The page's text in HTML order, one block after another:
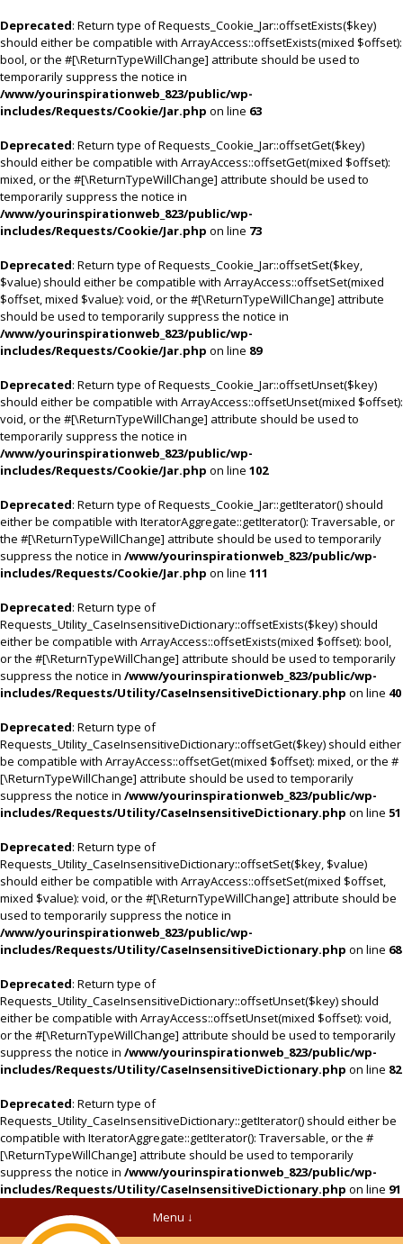
Deprecated: Return type of Requests_Cookie_Jar::offsetExists($key)
should either be compatible with ArrayAccess::offsetExists(mixed $offset):
bool, or the #[\ReturnTypeWillChange] attribute should be used to
temporarily suppress the notice in
/www/yourinspirationweb_823/public/wp-
includes/Requests/Cookie/Jar.php on line 63
Deprecated: Return type of Requests_Cookie_Jar::offsetGet($key)
should either be compatible with ArrayAccess::offsetGet(mixed $offset):
mixed, or the #[\ReturnTypeWillChange] attribute should be used to
temporarily suppress the notice in
/www/yourinspirationweb_823/public/wp-
includes/Requests/Cookie/Jar.php on line 73
Deprecated: Return type of Requests_Cookie_Jar::offsetSet($key,
$value) should either be compatible with ArrayAccess::offsetSet(mixed
$offset, mixed $value): void, or the #[\ReturnTypeWillChange] attribute
should be used to temporarily suppress the notice in
/www/yourinspirationweb_823/public/wp-
includes/Requests/Cookie/Jar.php on line 89
Deprecated: Return type of Requests_Cookie_Jar::offsetUnset($key)
should either be compatible with ArrayAccess::offsetUnset(mixed $offset):
void, or the #[\ReturnTypeWillChange] attribute should be used to
temporarily suppress the notice in
/www/yourinspirationweb_823/public/wp-
includes/Requests/Cookie/Jar.php on line 102
Deprecated: Return type of Requests_Cookie_Jar::getIterator() should
either be compatible with IteratorAggregate::getIterator(): Traversable, or
the #[\ReturnTypeWillChange] attribute should be used to temporarily
suppress the notice in /www/yourinspirationweb_823/public/wp-
includes/Requests/Cookie/Jar.php on line 111
Deprecated: Return type of
Requests_Utility_CaseInsensitiveDictionary::offsetExists($key) should
either be compatible with ArrayAccess::offsetExists(mixed $offset): bool,
or the #[\ReturnTypeWillChange] attribute should be used to temporarily
suppress the notice in /www/yourinspirationweb_823/public/wp-
includes/Requests/Utility/CaseInsensitiveDictionary.php on line 40
Deprecated: Return type of
Requests_Utility_CaseInsensitiveDictionary::offsetGet($key) should either
be compatible with ArrayAccess::offsetGet(mixed $offset): mixed, or the #
[\ReturnTypeWillChange] attribute should be used to temporarily
suppress the notice in /www/yourinspirationweb_823/public/wp-
includes/Requests/Utility/CaseInsensitiveDictionary.php on line 51
Deprecated: Return type of
Requests_Utility_CaseInsensitiveDictionary::offsetSet($key, $value)
should either be compatible with ArrayAccess::offsetSet(mixed $offset,
mixed $value): void, or the #[\ReturnTypeWillChange] attribute should be
used to temporarily suppress the notice in
/www/yourinspirationweb_823/public/wp-
includes/Requests/Utility/CaseInsensitiveDictionary.php on line 68
Deprecated: Return type of
Requests_Utility_CaseInsensitiveDictionary::offsetUnset($key) should
either be compatible with ArrayAccess::offsetUnset(mixed $offset): void,
or the #[\ReturnTypeWillChange] attribute should be used to temporarily
suppress the notice in /www/yourinspirationweb_823/public/wp-
includes/Requests/Utility/CaseInsensitiveDictionary.php on line 82
Deprecated: Return type of
Requests_Utility_CaseInsensitiveDictionary::getIterator() should either be
compatible with IteratorAggregate::getIterator(): Traversable, or the #
[\ReturnTypeWillChange] attribute should be used to temporarily
suppress the notice in /www/yourinspirationweb_823/public/wp-
includes/Requests/Utility/CaseInsensitiveDictionary.php on line 91
Menu ↓